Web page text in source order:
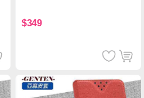
$349